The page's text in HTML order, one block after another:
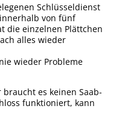
Schlüsseldienst
von fünf
die einzelnen Plättchen
alles wieder
wieder Probleme
es keinen Saab-
funktioniert, kann